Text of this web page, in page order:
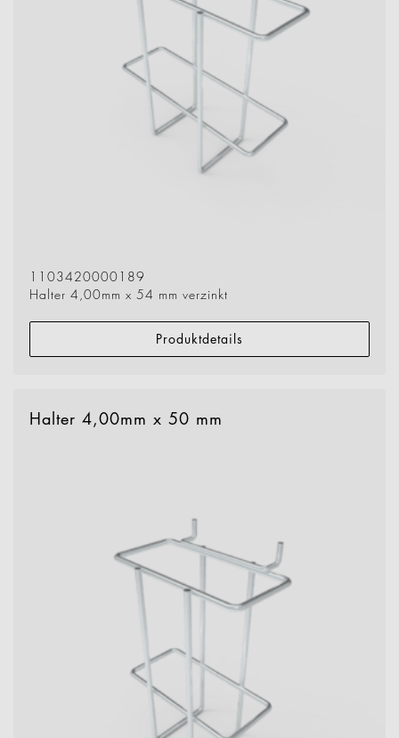
1103420000189
Halter 4,00mm x 54 mm verzinkt
Produktdetails
Halter 4,00mm x 50 mm